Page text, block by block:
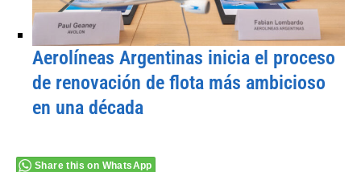
Aerolíneas Argentinas inicia el proceso
de renovación de flota más ambicioso
en una década
Share this on WhatsApp